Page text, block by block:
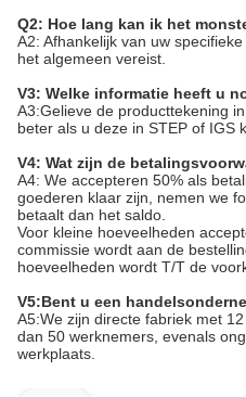
Q2: Hoe lang kan ik het
A2: Afhankelijk van uw
het algemeen vereist.
V3: Welke informatie heeft u
A3:Gelieve de producttekening
beter als u deze in STEP of IGS
V4: Wat zijn de
A4: We accepteren 50% als
goederen klaar zijn, nemen we
betaalt dan het saldo.
Voor kleine hoeveelheden
commissie wordt aan de
hoeveelheden wordt T/T de
V5:Bent u een
A5:We zijn directe fabriek met
dan 50 werknemers, evenals
werkplaats.